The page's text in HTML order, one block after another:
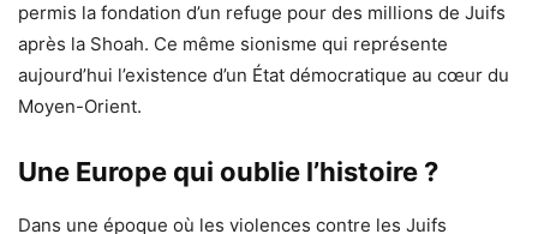
permis la fondation d’un refuge pour des millions de Juifs
après la Shoah. Ce même sionisme qui représente
aujourd’hui l’existence d’un État démocratique au cœur du
Moyen-Orient.
Une Europe qui oublie l’histoire ?
Dans une époque où les violences contre les Juifs